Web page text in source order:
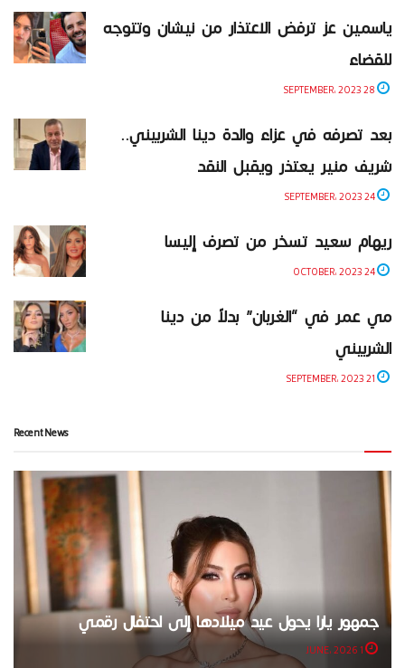
ياسمين عز ترفض الاعتذار من نيشان وتتوجه
للقضاء
بعد تصرفه في عزاء والدة دينا الشربيني..
شريف منير يعتذر ويقبل النقد
ريهام سعيد تسخر من تصرف إليسا
مي عمر في “الغربان” بدلاً من دينا
الشربيني
Recent News
جمهور يارا يحول عيد ميلادها إلى احتفال رقمي